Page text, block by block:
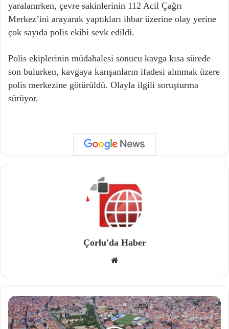
yaralanırken, çevre sakinlerinin 112 Acil Çağrı
Merkez’ini arayarak yaptıkları ihbar üzerine olay yerine
çok sayıda polis ekibi sevk edildi.
Polis ekiplerinin müdahalesi sonucu kavga kısa sürede
son bulurken, kavgaya karışanların ifadesi alınmak üzere
polis merkezine götürüldü. Olayla ilgili soruşturma
sürüyor.
Çorlu'da Haber
site
si